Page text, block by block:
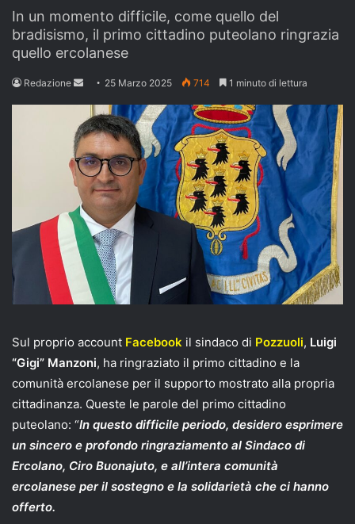
In un momento difficile, come quello del
bradisismo, il primo cittadino puteolano ringrazia
quello ercolanese
Redazione
Send
email
25 Marzo 2025 714 1 minuto di lettura
Sul proprio account Facebook il sindaco di Pozzuoli, Luigi
“Gigi” Manzoni, ha ringraziato il primo cittadino e la
comunità ercolanese per il supporto mostrato alla propria
cittadinanza. Queste le parole del primo cittadino
puteolano: “In questo difficile periodo, desidero esprimere
un sincero e profondo ringraziamento al Sindaco di
Ercolano, Ciro Buonajuto, e all’intera comunità
ercolanese per il sostegno e la solidarietà che ci hanno
offerto.